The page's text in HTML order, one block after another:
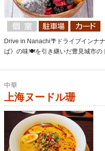
Drive in Nanachi🌴ドライブインナ
ば》の味🍽を引き継いだ豊見城市の
中華
上海ヌードル珊